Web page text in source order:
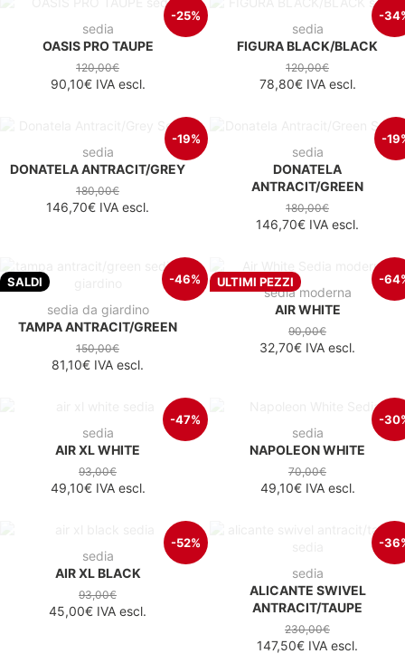
-25%
sedia
OASIS PRO TAUPE
120,00€
90,10€IVA escl.
-
sedia
FIGURA BLACK/BLACK
120,00€
78,80€IVA escl.
-19%
sedia
DONATELA ANTRACIT/GREY
180,00€
146,70€ IVA escl.
-
sedia
DONATELA
ANTRACIT/GREEN
180,00€
146,70€ IVA escl.
SALDI -46%
sedia da giardino
TAMPA ANTRACIT/GREEN
150,00€
81,10€ IVA escl.
ULTIMI PEZZI -
sedia moderna
AIR WHITE
90,00€
32,70€ IVA escl.
-47%
sedia
AIR XL WHITE
93,00€
49,10€IVA escl.
-
sedia
NAPOLEON WHITE
70,00€
49,10€IVA escl.
-52%
sedia
AIR XL BLACK
93,00€
45,00€ IVA escl.
-
sedia
ALICANTE SWIVEL
ANTRACIT/TAUPE
230,00€
147,50€ IVA escl.